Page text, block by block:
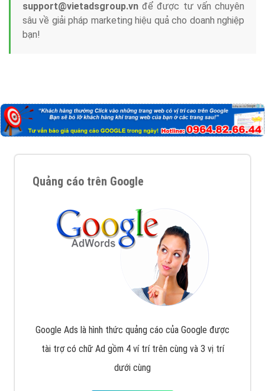
support@vietadsgroup.vn để được tư vấn chuyên
sâu về giải pháp marketing hiệu quả cho doanh nghiệp
bạn!
Quảng cáo trên Google
Google Ads là hình thức quảng cáo của Google được
tài trợ có chữ Ad gồm 4 ví trí trên cùng và 3 vị trí
dưới cùng